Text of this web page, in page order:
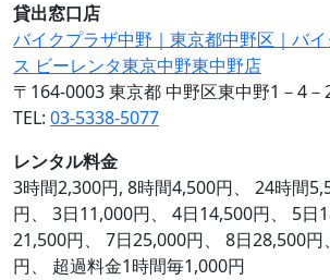
貸出窓口店
バイクプラザ中野｜東京都中野区｜バ
ス ビーレンタ東京中野東中野店
〒164-0003 東京都 中野区東中野1－4－
TEL: 03-5338-5077
レンタル料金
3時間2,300円, 8時間4,500円、 24時間
円、 3日11,000円、 4日14,500円、 5日
21,500円、 7日25,000円、 8日28,500
円、 超過料金1時間毎1,000円